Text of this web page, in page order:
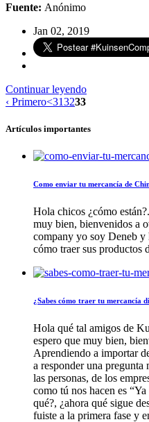
Fuente: Anónimo
Jan 02, 2019
Continuar leyendo
‹ Primero<313233
Artículos importantes
Como enviar tu mercancía de
Hola chicos ¿cómo
muy bien, bienvenidos a
company yo soy Deneb y
cómo traer sus productos
¿Sabes cómo traer tu mercancía
Hola qué tal amigos de
espero que muy bien,
Aprendiendo a importar
a responder una
las personas, de los
como tú nos hacen es
qué?, ¿ahora qué sigue
fuiste a la primera fase y